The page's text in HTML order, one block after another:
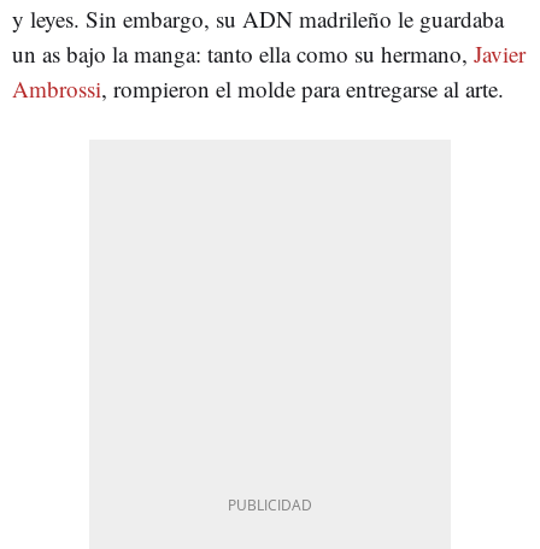
y leyes. Sin embargo, su ADN madrileño le guardaba
un as bajo la manga: tanto ella como su hermano, Javier
Ambrossi, rompieron el molde para entregarse al arte.